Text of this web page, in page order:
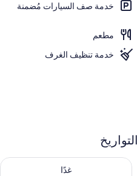
مكتب وواي فاي مجانًا وملاءات أسرّة
خدمة صف السيارات مُضمنة
مطعم
خدمة تنظيف الغرف
أغسطس 9
غدًا
تحقق من مدى التوفر لغد للفترة أغسطس